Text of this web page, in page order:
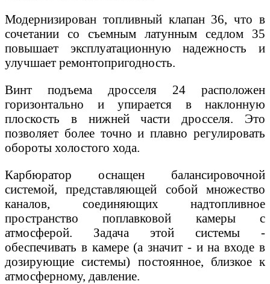
Модернизирован топливный клапан 36, что в
сочетании со съемным латунным седлом 35
повышает эксплуатационную надежность и
улучшает ремонтопригодность.
Винт подъема дросселя 24 расположен
горизонтально и упирается в наклонную
плоскость в нижней части дросселя. Это
позволяет более точно и плавно регулировать
обороты холостого хода.
Карбюратор оснащен балансировочной
системой, представляющей собой множество
каналов, соединяющих надтопливное
пространство поплавковой камеры с
атмосферой. Задача этой системы -
обеспечивать в камере (а значит - и на входе в
дозирующие системы) постоянное, близкое к
атмосферному, давление.